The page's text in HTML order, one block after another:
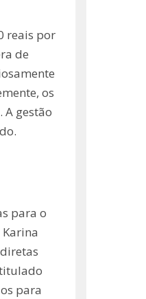
reais por
de
os
gestão
para o
para